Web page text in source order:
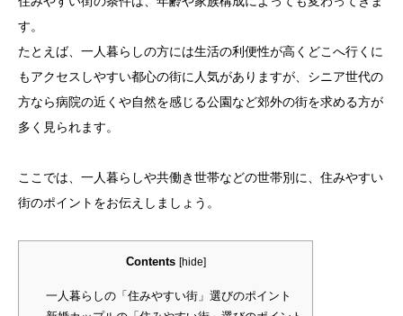
す。
たとえば、一人暮らしの方には生活の利便性が高くどこへ行くに
もアクセスしやすい都心の街に人気がありますが、シニア世代の
方なら病院の近くや自然を感じる公園など郊外の街を求める方が
多く見られます。
ここでは、一人暮らしや共働き世帯などの世帯別に、住みやすい
街のポイントをお伝えしましょう。
Contents [hide]
一人暮らしの「住みやすい街」選びのポイント